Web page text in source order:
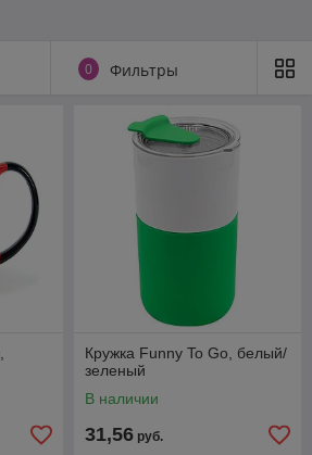
0 Фильтры
Кружка Funny To Go, белый/
зеленый
В наличии
31,56 руб.